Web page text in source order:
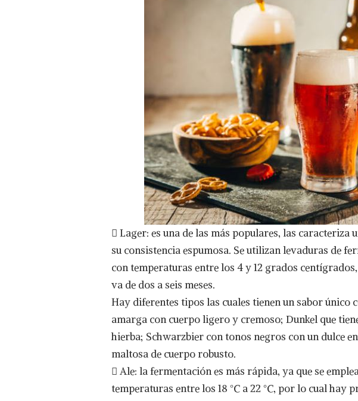
 Lager: es una de las más populares, las
su consistencia espumosa. Se utilizan levaduras de
con temperaturas entre los 4 y 12 grados
va de dos a seis meses.
Hay diferentes tipos las cuales tienen un sabor único
amarga con cuerpo ligero y cremoso; Dunkel que
hierba; Schwarzbier con tonos negros con un dulce
maltosa de cuerpo robusto.
 Ale: la fermentación es más rápida, ya que se
temperaturas entre los 18 °C a 22 °C, por lo cual hay